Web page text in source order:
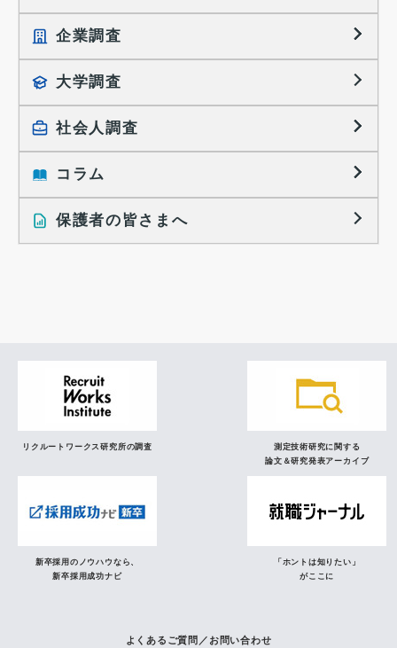
就職プロセス調査
就職活動TOPICS
大学生の実態調査
働きたい組織の特徴
大学生の地域間移動レポート
就職活動に関するレポート
企業調査
採用に関する調査
採用活動に関するレポート
大学調査
社会人調査
就職活動と入社後の就業
就業レディネス研究
コラム
インタビュー記事
保護者の皆さまへ
リクルートワークス研究所の調査
測定技術研究に関する
論文＆研究発表アーカイブ
新卒採用のノウハウなら、
新卒採用成功ナビ
「ホントは知りたい」
がここに
よくあるご質問／お問い合わせ